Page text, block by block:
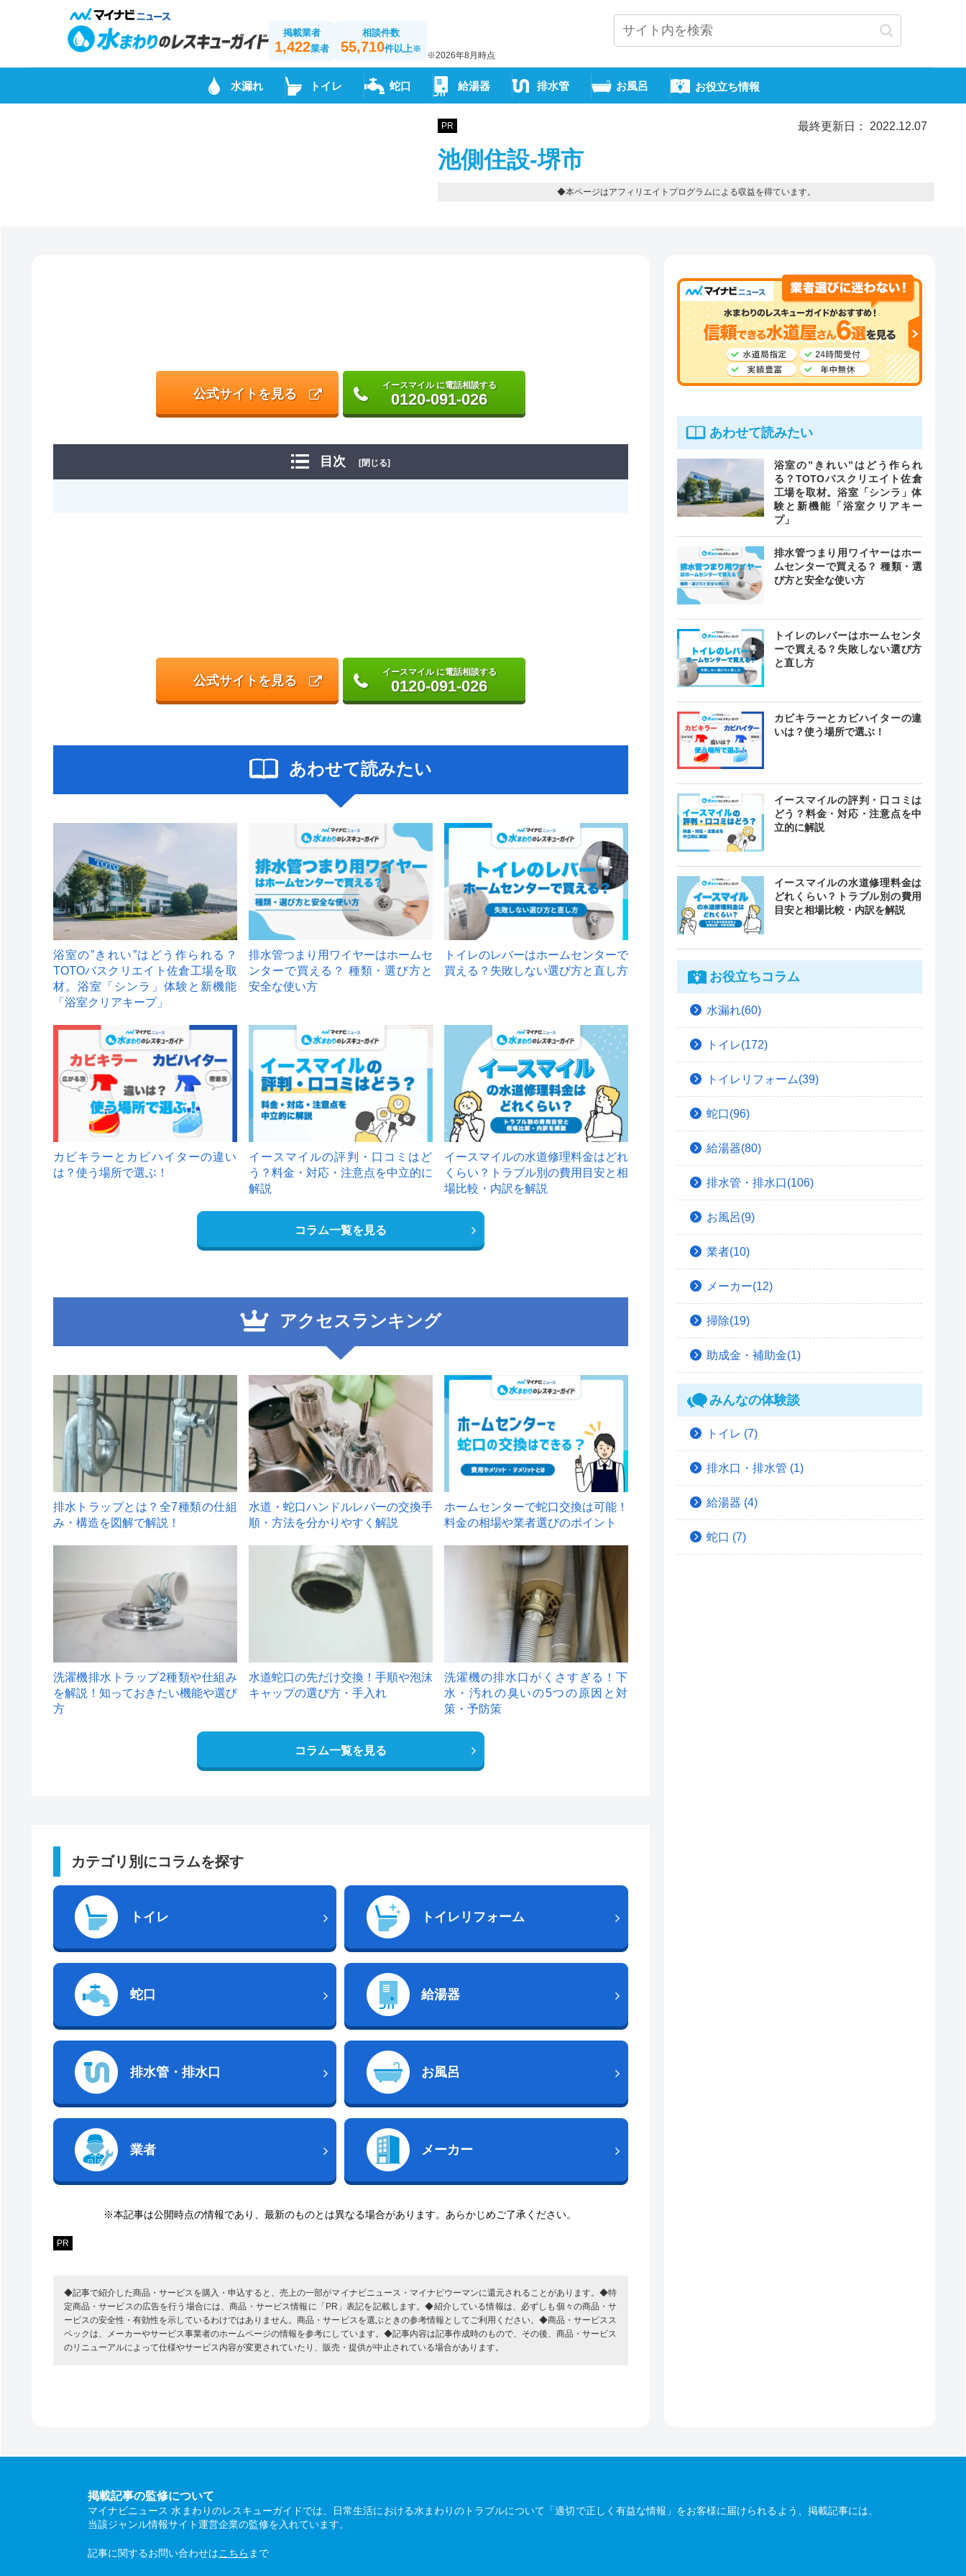
掲載業者
1,422業者
相談件数
55,710件以上※
※2026年8月時点
水漏れ トイレ 蛇口 給湯器 排水管 お風呂 お役立ち情報
PR 最終更新日： 2022.12.07
池側住設-堺市
◆本ページはアフィリエイトプログラムによる収益を得ています。
公式サイトを見る
イースマイル に電話相談する
0120-091-026
目次 [閉じる]
公式サイトを見る
イースマイル に電話相談する
0120-091-026
あわせて読みたい
浴室の”きれい”はどう作られる？
TOTOバスクリエイト佐倉工場を取
材。浴室「シンラ」体験と新機能
「浴室クリアキープ」
排水管つまり用ワイヤーはホームセ
ンターで買える？ 種類・選び方と
安全な使い方
トイレのレバーはホームセンターで
買える？失敗しない選び方と直し方
カビキラーとカビハイターの違い
は？使う場所で選ぶ！
イースマイルの評判・口コミはど
う？料金・対応・注意点を中立的に
解説
イースマイルの水道修理料金はどれ
くらい？トラブル別の費用目安と相
場比較・内訳を解説
コラム一覧を見る
アクセスランキング
1
排水トラップとは？全7種類の仕組
み・構造を図解で解説！
2
水道・蛇口ハンドルレバーの交換手
順・方法を分かりやすく解説
ホームセンターで蛇口交換は可能！
料金の相場や業者選びのポイント
洗濯機排水トラップ2種類や仕組み
を解説！知っておきたい機能や選び
方
水道蛇口の先だけ交換！手順や泡沫
キャップの選び方・手入れ
洗濯機の排水口がくさすぎる！下
水・汚れの臭いの5つの原因と対
策・予防策
コラム一覧を見る
カテゴリ別にコラムを探す
トイレ トイレリフォーム
蛇口 給湯器
排水管・排水口 お風呂
業者 メーカー
※本記事は公開時点の情報であり、最新のものとは異なる場合があります。あらかじめご了承ください。
PR
◆記事で紹介した商品・サービスを購入・申込すると、売上の一部がマイナビニュース・マイナビウーマンに還元されることがあります。◆特
定商品・サービスの広告を行う場合には、商品・サービス情報に「PR」表記を記載します。◆紹介している情報は、必ずしも個々の商品・サ
ービスの安全性・有効性を示しているわけではありません。商品・サービスを選ぶときの参考情報としてご利用ください。◆商品・サービスス
ペックは、メーカーやサービス事業者のホームページの情報を参考にしています。◆記事内容は記事作成時のもので、その後、商品・サービス
のリニューアルによって仕様やサービス内容が変更されていたり、販売・提供が中止されている場合があります。
あわせて読みたい
浴室の”きれい”はどう作られ
る？TOTOバスクリエイト佐倉
工場を取材。浴室「シンラ」体
験と新機能「浴室クリアキー
プ」
排水管つまり用ワイヤーはホー
ムセンターで買える？ 種類・選
び方と安全な使い方
トイレのレバーはホームセンタ
ーで買える？失敗しない選び方
と直し方
カビキラーとカビハイターの違
いは？使う場所で選ぶ！
イースマイルの評判・口コミは
どう？料金・対応・注意点を中
立的に解説
イースマイルの水道修理料金は
どれくらい？トラブル別の費用
目安と相場比較・内訳を解説
お役立ちコラム
水漏れ(60)
トイレ(172)
トイレリフォーム(39)
蛇口(96)
給湯器(80)
排水管・排水口(106)
お風呂(9)
業者(10)
メーカー(12)
掃除(19)
助成金・補助金(1)
みんなの体験談
トイレ (7)
排水口・排水管 (1)
給湯器 (4)
蛇口 (7)
掲載記事の監修について
マイナビニュース 水まわりのレスキューガイドでは、日常生活における水まわりのトラブルについて「適切で正しく有益な情報」をお客様に届けられるよう、掲載記事には、
当該ジャンル情報サイト運営企業の監修を入れています。
記事に関するお問い合わせはこちら まで